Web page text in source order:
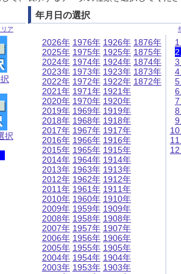
ア
択
年月日の選択
2026年
2025年
2024年
2023年
2022年
2021年
2020年
2019年
2018年
2017年
2016年
2015年
2014年
2013年
2012年
2011年
2010年
2009年
2008年
2007年
2006年
2005年
2004年
2003年
1976年
1975年
1974年
1973年
1972年
1971年
1970年
1969年
1968年
1967年
1966年
1965年
1964年
1963年
1962年
1961年
1960年
1959年
1958年
1957年
1956年
1955年
1954年
1953年
1926年
1925年
1924年
1923年
1922年
1921年
1920年
1919年
1918年
1917年
1916年
1915年
1914年
1913年
1912年
1911年
1910年
1909年
1908年
1907年
1906年
1905年
1904年
1903年
1876年
1875年
1874年
1873年
1872年